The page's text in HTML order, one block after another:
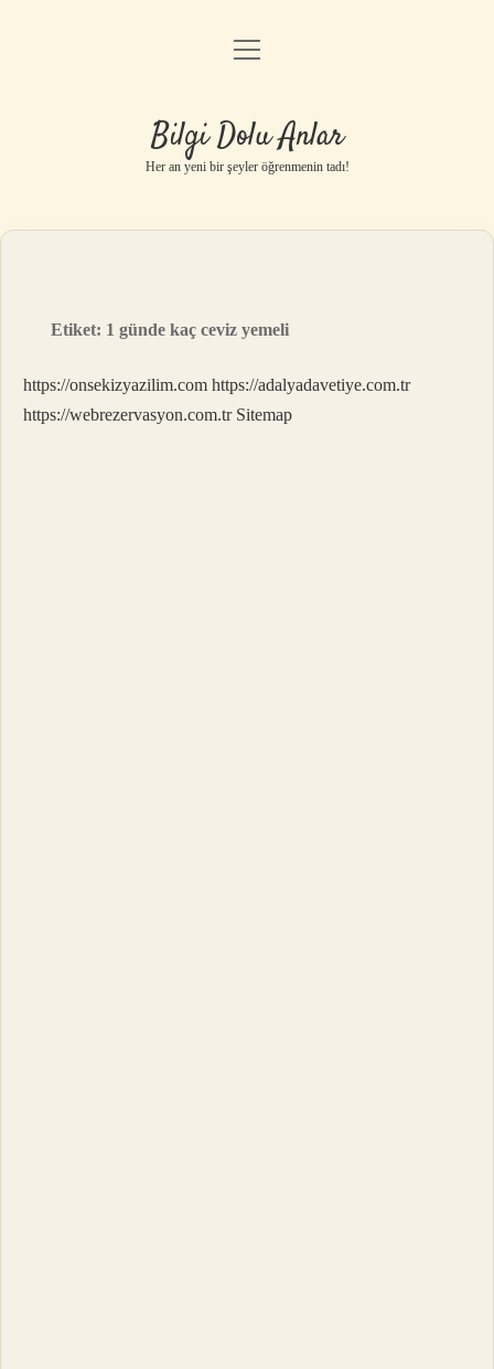
Anasayfa
Yasal Uyarı
menüyü
Bilgi Dolu Anlar
Her an yeni bir şeyler öğrenmenin tadı!
Etiket: 1 günde kaç ceviz yemeli
https://onsekizyazilim.com https://adalyadavetiye.com.tr
https://webrezervasyon.com.tr Sitemap